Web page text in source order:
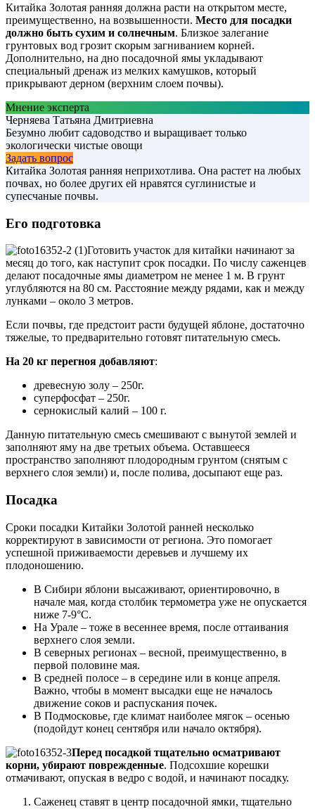
Китайка Золотая ранняя должна расти на открытом месте,
преимущественно, на возвышенности. Место для посадки
должно быть сухим и солнечным. Близкое залегание
грунтовых вод грозит скорым загниванием корней.
Дополнительно, на дно посадочной ямы укладывают
специальный дренаж из мелких камушков, который
прикрывают дерном (верхним слоем почвы).
Мнение эксперта
Черняева Татьяна Дмитриевна
Безумно любит садоводство и выращивает только
экологически чистые овощи
Задать вопрос
Китайка Золотая ранняя неприхотлива. Она растет на любых
почвах, но более других ей нравятся суглинистые и
супесчаные почвы.
Его подготовка
Готовить участок для китайки начинают за
месяц до того, как наступит срок посадки. По числу саженцев
делают посадочные ямы диаметром не менее 1 м. В грунт
углубляются на 80 см. Расстояние между рядами, как и между
лунками – около 3 метров.
Если почвы, где предстоит расти будущей яблоне, достаточно
тяжелые, то предварительно готовят питательную смесь.
На 20 кг перегноя добавляют:
древесную золу – 250г.
суперфосфат – 250г.
сернокислый калий – 100 г.
Данную питательную смесь смешивают с вынутой землей и
заполняют яму на две третьих объема. Оставшееся
пространство заполняют плодородным грунтом (снятым с
верхнего слоя земли) и, после полива, досыпают еще раз.
Посадка
Сроки посадки Китайки Золотой ранней несколько
корректируют в зависимости от региона. Это помогает
успешной приживаемости деревьев и лучшему их
плодоношению.
В Сибири яблони высаживают, ориентировочно, в
начале мая, когда столбик термометра уже не опускается
ниже 7-9°С.
На Урале – тоже в весеннее время, после оттаивания
верхнего слоя земли.
В северных регионах – весной, преимущественно, в
первой половине мая.
В средней полосе – в середине или в конце апреля.
Важно, чтобы в момент высадки еще не началось
движение соков и распускания почек.
В Подмосковье, где климат наиболее мягок – осенью
(подойдут конец сентября или начало октября).
Перед посадкой тщательно осматривают
корни, убирают поврежденные. Подсохшие корешки
отмачивают, опуская в ведро с водой, и начинают посадку.
Саженец ставят в центр посадочной ямки, тщательно